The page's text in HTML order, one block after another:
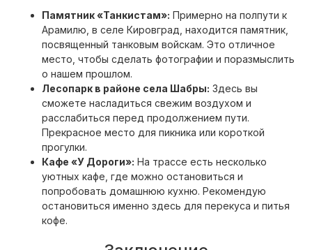
Памятник «Танкистам»: Примерно на полпути к
Арамилю, в селе Кировград, находится памятник,
посвященный танковым войскам. Это отличное
место, чтобы сделать фотографии и поразмыслить
о нашем прошлом.
Лесопарк в районе села Шабры: Здесь вы
сможете насладиться свежим воздухом и
расслабиться перед продолжением пути.
Прекрасное место для пикника или короткой
прогулки.
Кафе «У Дороги»: На трассе есть несколько
уютных кафе, где можно остановиться и
попробовать домашнюю кухню. Рекомендую
остановиться именно здесь для перекуса и питья
кофе.